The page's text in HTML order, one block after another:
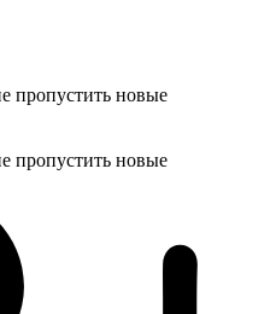
пропустить новые
пропустить новые